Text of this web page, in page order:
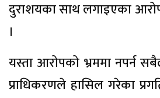
दुराशयका साथ लगाइएका
।
यस्ता आरोपको भ्रममा नपर्न
प्राधिकरणले हासिल गरेका